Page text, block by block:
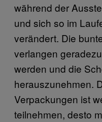
während der
und sich so im
verändert. Die
verlangen
werden und die
herauszunehmen.
Verpackungen ist
teilnehmen, desto